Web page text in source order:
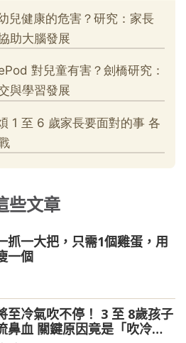
些文章
抓一大把，只需1個雞蛋，用
一個
至冷氣吹不停！ 3 至 8歲孩子
鼻血 關鍵原因竟是「吹冷